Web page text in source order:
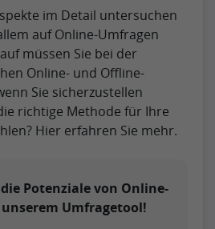
im Detail untersuchen
auf Online-Umfragen
müssen Sie bei der
Online- und Offline-
Sie sicherzustellen
richtige Methode für Ihre
Hier erfahren Sie mehr.
Potenziale von Online-
Umfragetool!